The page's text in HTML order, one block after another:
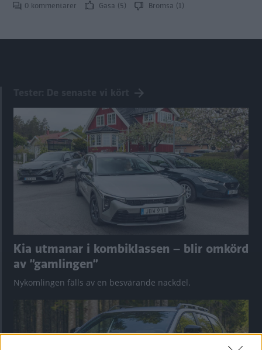
0 kommentarer Gasa (5) Bromsa (1)
Kia utmanar i kombiklassen – blir omkörd
av ”gamlingen”
Nykomlingen fälls av en besvärande nackdel.